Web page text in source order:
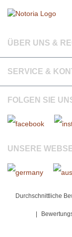
ÜBER UNS &
SERVICE &
FOLGEN SIE
UNSERE
Durchschnittliche